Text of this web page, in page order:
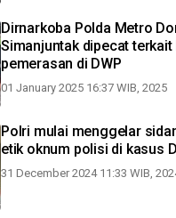
Dirnarkoba Polda Metro
Simanjuntak dipecat terkait
pemerasan di DWP
01 January 2025 16:37 WIB, 2025
Polri mulai menggelar
etik oknum polisi di kasus
31 December 2024 11:33 WIB,